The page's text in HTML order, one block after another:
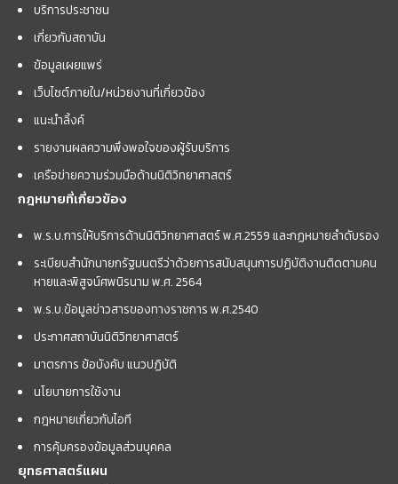
บริการประชาชน
เกี่ยวกับสถาบัน
ข้อมูลเผยแพร่
เว็บไซต์ภายใน/หน่วยงานที่เกี่ยวข้อง
แนะนำลิ้งค์
รายงานผลความพึงพอใจของผู้รับบริการ
เครือข่ายความร่วมมือด้านนิติวิทยาศาสตร์
กฎหมายที่เกี่ยวข้อง
พ.ร.บ.การให้บริการด้านนิติวิทยาศาสตร์ พ.ศ.2559 และกฏหมายลำดับรอง
ระเบียบสำนักนายกรัฐมนตรีว่าด้วยการสนับสนุนการปฏิบัติงานติดตามคน
หายและพิสูจน์ศพนิรนาม พ.ศ. 2564
พ.ร.บ.ข้อมูลข่าวสารของทางราชการ พ.ศ.2540
ประกาศสถาบันนิติวิทยาศาสตร์
มาตรการ ข้อบังคับ แนวปฏิบัติ
นโยบายการใช้งาน
กฎหมายเกี่ยวกับไอที
การคุ้มครองข้อมูลส่วนบุคคล
ยุทธศาสตร์แผน